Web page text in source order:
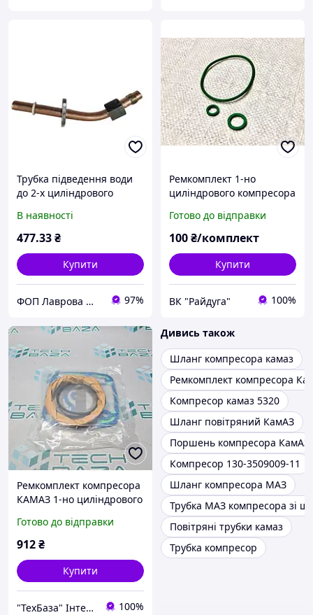
Трубка підведення води
до 2-х циліндрового
(мідна) повний комплект,
5320-3509283 /
В наявності
477.33₴
Купити
ФОП Лаврова Марія Михайлівна 97%
Ремкомплект 1-но
циліндрового компресора
3509320\22/24
Готово до відправки
100₴/комплект
Купити
ВК "Райдуга" 100%
Ремкомплект компресора
КАМАЗ 1-но циліндрового
3509015-РК
Готово до відправки
912₴
Купити
"ТехБаза" Інтернет магазин 100%
Дивись також
Шланг компресора камаз
Ремкомплект компресора
Компресор камаз 5320
Шланг повітряний КамАЗ
Поршень компресора КамАЗ
Компресор 130-3509009-11
Шланг компресора МАЗ
Трубка МАЗ компресора зі
Повітряні трубки камаз
Трубка компресор